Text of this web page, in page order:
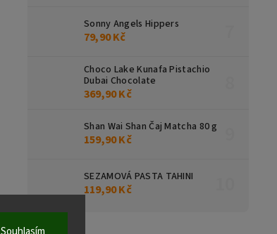
Sonny Angels Hippers
79,90 Kč
Choco Lake Kunafa Pistachio
Dubai Chocolate
369,90 Kč
Shan Wai Shan Čaj Matcha 80 g
159,90 Kč
SEZAMOVÁ PASTA TAHINI
119,90 Kč